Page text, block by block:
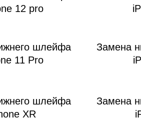
12 pro
шлейфа
11 Pro
Замена
шлейфа
XR
Замена